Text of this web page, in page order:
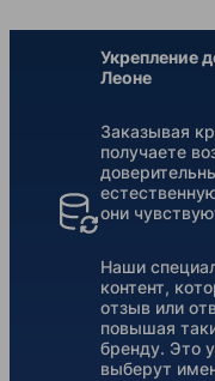
Укрепление
Леоне
Заказывая
получаете
они
Наши
контент,
отзыв или
повышая
бренду. Это
выберут